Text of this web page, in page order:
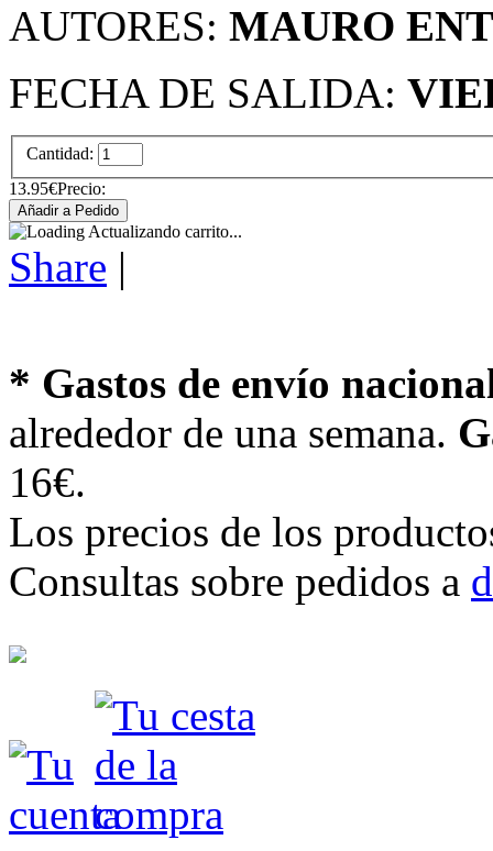
AUTORES: MAURO
FECHA DE SALIDA:
Cantidad:
13.95€Precio:
Actualizando carrito...
Share |
* Gastos de envío
alrededor de una semana.
16€.
Los precios de los
Consultas sobre pedidos a